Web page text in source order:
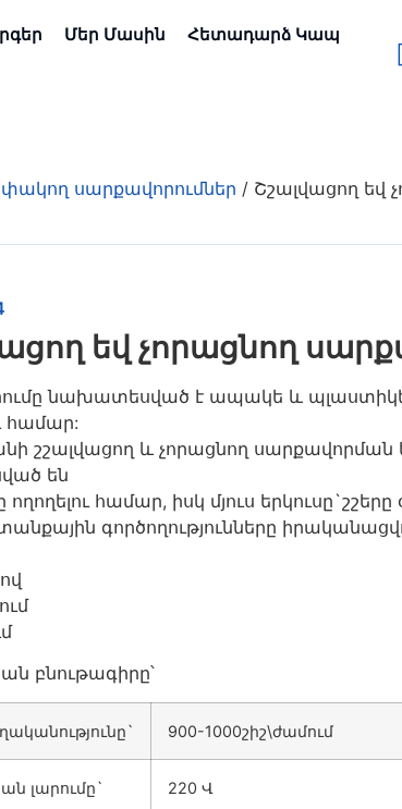
Մեր Մասին
Հետադարձ Կապ
փակող սարքավորումներ / Շշալվացող եվ
եվ չորացնող
նախատեսված է ապակե և պլաստիկե
համար:
շշալվացող և չորացնող սարքավորման
են
համար, իսկ մյուս
գործողությունները
բնութագիրը՝
900-1000շիշ\ժամում
լարումը` 220 Վ